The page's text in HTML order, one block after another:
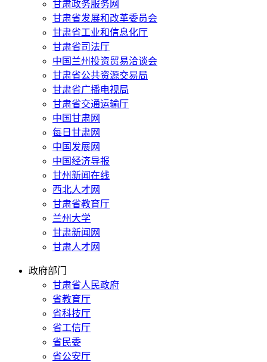
甘肃政务服务网
甘肃省发展和改革委员会
甘肃省工业和信息化厅
甘肃省司法厅
中国兰州投资贸易洽谈会
甘肃省公共资源交易局
甘肃省广播电视局
甘肃省交通运输厅
中国甘肃网
每日甘肃网
中国发展网
中国经济导报
甘州新闻在线
西北人才网
甘肃省教育厅
兰州大学
甘肃新闻网
甘肃人才网
政府部门
甘肃省人民政府
省教育厅
省科技厅
省工信厅
省民委
省公安厅